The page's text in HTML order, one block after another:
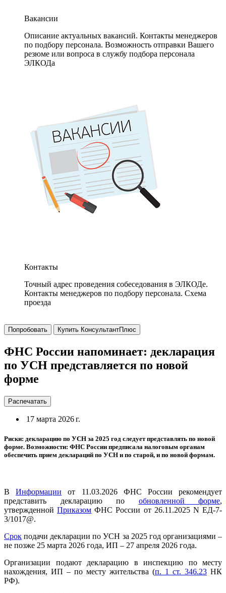
Вакансии
Описание актуальных вакансий. Контакты менеджеров
по подбору персонала. Возможность отправки Вашего
резюме или вопроса в службу подбора персонала
ЭЛКОДа
Контакты
Точный адрес проведения собеседования в ЭЛКОДе.
Контакты менеджеров по подбору персонала. Схема
проезда
Попробовать Купить КонсультантПлюс
ФНС России напоминает: декларация
по УСН представляется по новой
форме
Распечатать
17 марта 2026 г.
Риски: декларацию по УСН за 2025 год следует представлять по новой
форме. Возможности: ФНС России предписала налоговым органам
обеспечить прием деклараций по УСН и по старой, и по новой формам.
ВИнформации от 11.03.2026 ФНС России рекомендует
представить декларацию по обновленной форме,
утвержденнойПриказом ФНС России от 26.11.2025 N ЕД-7-
3/1017@.
Срок подачи декларации по УСН за 2025 год организациями –
не позже 25 марта 2026 года, ИП – 27 апреля 2026 года.
Организации подают декларацию в инспекцию по месту
нахождения, ИП – по месту жительства (п. 1 ст. 346.23 НК
РФ).